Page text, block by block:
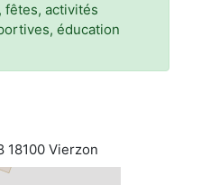
fêtes, activités
éducation
18100 Vierzon